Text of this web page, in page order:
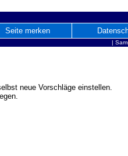
Seite merken
|
neue Vorschläge einstellen.